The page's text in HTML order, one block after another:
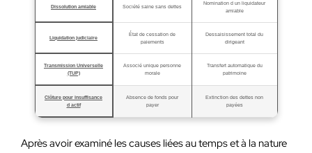
Dissolution amiable Société saine sans dettes
Nomination d un liquidateur
amiable
Liquidation judiciaire
État de cessation de
paiements
Dessaisissement total du
dirigeant
Transmission Universelle
(TUP)
Associé unique personne
morale
Transfert automatique du
patrimoine
Clôture pour insuffisance
d actif
Absence de fonds pour
payer
Extinction des dettes non
payées
Après avoir examiné les causes liées au temps et à la nature